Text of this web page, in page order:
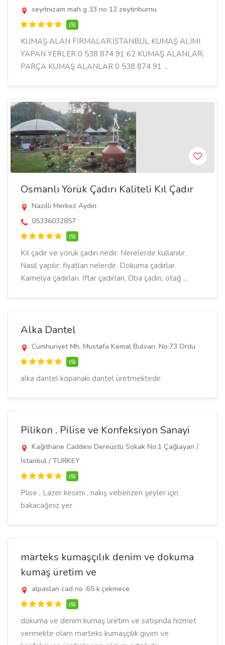
seyitnizam mah g 33 no 12 zeytinburnu
(5)
KUMAŞ ALAN FİRMALAR.İSTANBUL KUMAŞ ALIMI
YAPAN YERLER 0 538 874 91 62 KUMAŞ ALANLAR,
PARÇA KUMAŞ ALANLAR 0 538 874 91 ...
Osmanlı Yörük Çadırı Kaliteli Kıl Çadır
Nazilli Merkez Aydın
05336032857
(5)
Kıl çadır ve yörük çadırı nedir. Nerelerde kullanılır.
Nasıl yapılır; fiyatları nelerdir. Dokuma çadırlar.
Kamelya çadırları. İftar çadırları, Oba çadırı, otağ ...
Alka Dantel
Cumhuriyet Mh. Mustafa Kemal Bulvarı. No:73 Ordu
(5)
alka dantel kopanaki dantel üretmektedir.
Pilikon , Pilise ve Konfeksiyon Sanayi
Kağıthane Caddesi Dereüstü Sokak No:1 Çağlayan /
İstanbul / TURKEY
(5)
Plise , Lazer kesimi , nakış vebenzeri şeyler için
bakacağınız yer
marteks kumaşçılık denim ve dokuma
kumaş üretim ve
alpaslan cad no :65 k.çekmece
(5)
dokuma ve denim kumaş üretim ve satışında hizmet
vermekte olam marteks kumaşçılık giyim ve